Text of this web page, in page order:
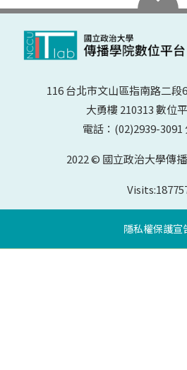
116 台北市文山區指南路二段
大勇樓 210313 數位
電話：(02)2939-3091
2022 © 國立政治大學傳
Visits:
隱私權保護宣